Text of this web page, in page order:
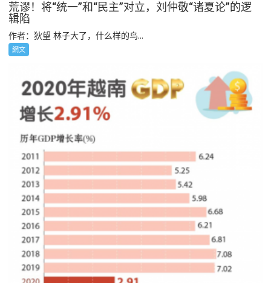
荒谬！将“统一”和“民主”对立，刘仲敬“诸夏论”的逻
辑陷
作者：狄望 林子大了，什么样的鸟...
網文